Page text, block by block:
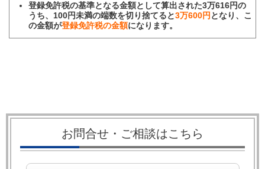
登録免許税の基準となる金額として算出された3万616円の
うち、100円未満の端数を切り捨てると3万600円 となり、こ
の金額が登録免許税の金額になります。
お問合せ・ご相談はこちら